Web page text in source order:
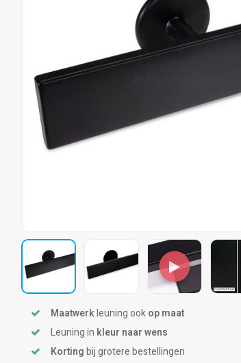
Maatwerkleuning ookop maat
Leuning in kleur naar wens
Kortingbij grotere bestellingen